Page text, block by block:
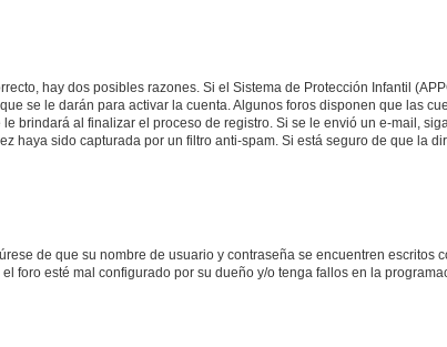
hay dos posibles razones. Si el Sistema de Protección Infantil
se le darán para activar la cuenta. Algunos foros disponen que las
brindará al finalizar el proceso de registro. Si se le envió un e-mail,
haya sido capturada por un filtro anti-spam. Si está seguro de que la
de que su nombre de usuario y contraseña se encuentren escritos
foro esté mal configurado por su dueño y/o tenga fallos en la